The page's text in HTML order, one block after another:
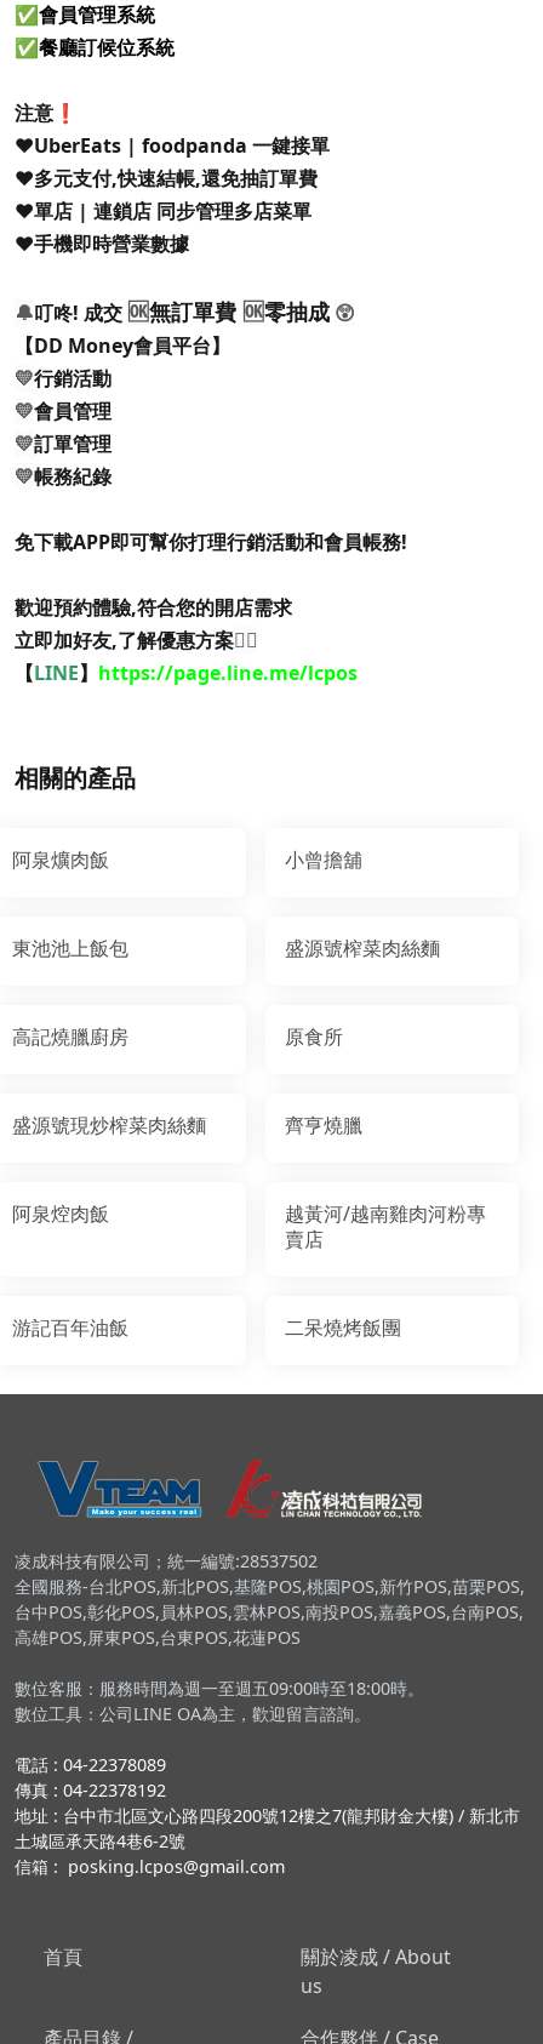
✅會員管理系統
✅餐廳訂候位系統
注意❗️
❤️UberEats | foodpanda 一鍵接單
❤️多元支付,快速結帳,還免抽訂單費
❤️單店 | 連鎖店 同步管理多店菜單
❤️手機即時營業數據
🔔叮咚! 成交 🆗無訂單費 🆗零抽成 😲
【DD Money會員平台】
💛行銷活動
💛會員管理
💛訂單管理
💛帳務紀錄
免下載APP即可幫你打理行銷活動和會員帳務!
歡迎預約體驗,符合您的開店需求
立即加好友,了解優惠方案👇🏻
【LINE】 https://page.line.me/lcpos
相關的產品
阿泉爌肉飯 小曾擔舖
東池池上飯包 盛源號榨菜肉絲麵
高記燒臘廚房 原食所
盛源號現炒榨菜肉絲麵 齊亨燒臘
阿泉焢肉飯
越黃河/越南雞肉河粉專
賣店
游記百年油飯 二呆燒烤飯團
凌成科技有限公司；統一編號:28537502
全國服務-台北POS,新北POS,基隆POS,桃園POS,新竹POS,苗栗POS,
台中POS,彰化POS,員林POS,雲林POS,南投POS,嘉義POS,台南POS,
高雄POS,屏東POS,台東POS,花蓮POS
數位客服：服務時間為週一至週五09:00時至18:00時。
數位工具：公司LINE OA為主，歡迎留言諮詢。
電話 : 04-22378089
傳真 : 04-22378192
地址 : 台中市北區文心路四段200號12樓之7(龍邦財金大樓) / 新北市
土城區承天路4巷6-2號
信箱 : posking.lcpos@gmail.com
首頁
關於凌成 / About
us
產品目錄 /
合作夥伴 / Case